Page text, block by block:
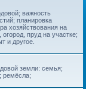
важность
планировка
хозяйствования на
пруд на участке;
и другое.
земли: семья;
ремёсла;